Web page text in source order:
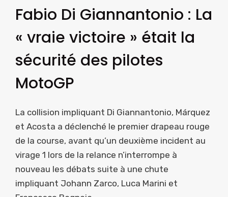
Fabio Di Giannantonio : La
« vraie victoire » était la
sécurité des pilotes
MotoGP
La collision impliquant Di Giannantonio, Márquez
et Acosta a déclenché le premier drapeau rouge
de la course, avant qu’un deuxième incident au
virage 1 lors de la relance n’interrompe à
nouveau les débats suite à une chute
impliquant Johann Zarco, Luca Marini et